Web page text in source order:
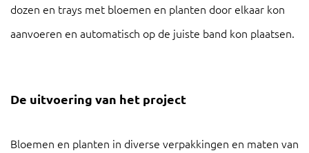
dozen en trays met bloemen en planten door elkaar kon
aanvoeren en automatisch op de juiste band kon plaatsen.
De uitvoering van het project
Bloemen en planten in diverse verpakkingen en maten van